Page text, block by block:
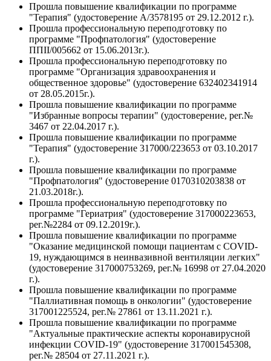
Прошла повышение квалификации по программе
"Терапия" (удостоверение А/3578195 от 29.12.2012 г.).
Прошла профессиональную переподготовку по
программе "Профпатология" (удостоверение
ППII/005662 от 15.06.2013г.).
Прошла профессиональную переподготовку по
программе "Организация здравоохранения и
общественное здоровье" (удостоверение 632402341914
от 28.05.2015г.).
Прошла повышение квалификации по программе
"Избранные вопросы терапии" (удостоверение, рег.№
3467 от 22.04.2017 г.).
Прошла повышение квалификации по программе
"Терапия" (удостоверение 317000/223653 от 03.10.2017
г.).
Прошла повышение квалификации по программе
"Профпатология" (удостоверение 0170310203838 от
21.03.2018г.).
Прошла профессиональную переподготовку по
программе "Гериатрия" (удостоверение 317000223653,
рег.№2284 от 09.12.2019г.).
Прошла повышение квалификации по программе
"Оказание медицинской помощи пациентам с COVID-
19, нуждающимся в неинвазивной вентиляции легких"
(удостоверение 317000753269, рег.№ 16998 от 27.04.2020
г.).
Прошла повышение квалификации по программе
"Паллиативная помощь в онкологии" (удостоверение
317001225524, рег.№ 27861 от 13.11.2021 г.).
Прошла повышение квалификации по программе
"Актуальные практические аспекты коронавирусной
инфекции COVID-19" (удостоверение 317001545308,
рег.№ 28504 от 27.11.2021 г.).